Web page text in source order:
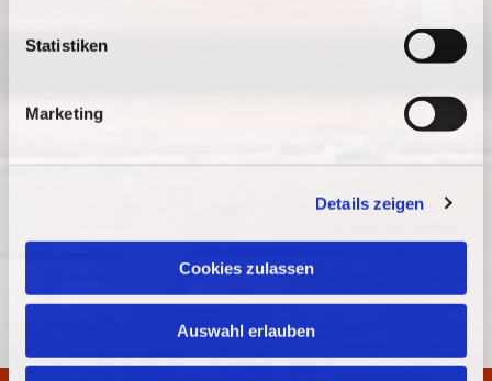
Statistiken
Marketing
Details zeigen
Cookies zulassen
Auswahl erlauben